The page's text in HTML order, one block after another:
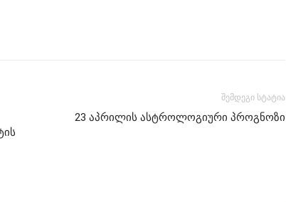
შემდეგი სტატია
23 აპრილის ასტროლოგიური პროგნოზი